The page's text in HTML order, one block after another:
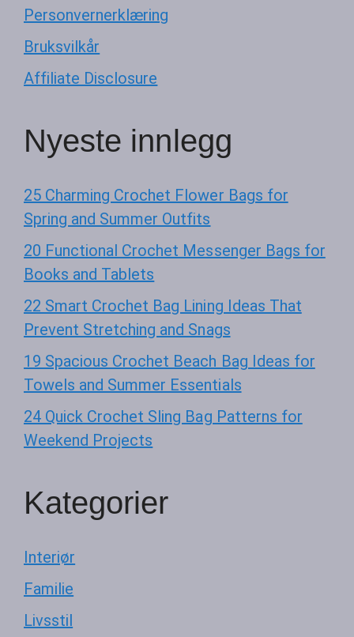
Personvernerklæring
Bruksvilkår
Affiliate Disclosure
Nyeste innlegg
25 Charming Crochet Flower Bags for
Spring and Summer Outfits
20 Functional Crochet Messenger Bags for
Books and Tablets
22 Smart Crochet Bag Lining Ideas That
Prevent Stretching and Snags
19 Spacious Crochet Beach Bag Ideas for
Towels and Summer Essentials
24 Quick Crochet Sling Bag Patterns for
Weekend Projects
Kategorier
Interiør
Familie
Livsstil